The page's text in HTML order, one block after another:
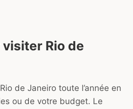
Rio de
de Janeiro toute l’année en
ou de votre budget. Le